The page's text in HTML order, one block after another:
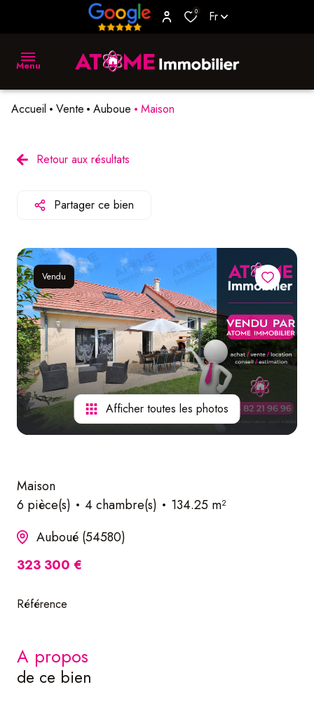
0 Fr
Menu
vente
estimer
L'agence
nos
services
Accueil Vente Auboue Maison
Retour aux résultats
Partager ce bien
Vendu
Afficher toutes les photos
Maison
6 pièce(s)
4 chambre(s)
134.25 m²
Auboué (54580)
323 300 €
Référence
a propos
de ce bien